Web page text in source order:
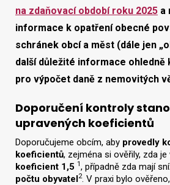
na zdaňovací období roku 2025 a
informace k opatření obecné
schránek obcí a měst (dále jen
další důležité informace ohledně
pro výpočet daně z nemovitých
Doporučení kontroly
upravených koeficientů
Doporučujeme obcím, aby provedly
koeficientů, zejména si ověřily, zda
koeficient 1,5 1, případně zda mají
počtu obyvatel2. V praxi bylo